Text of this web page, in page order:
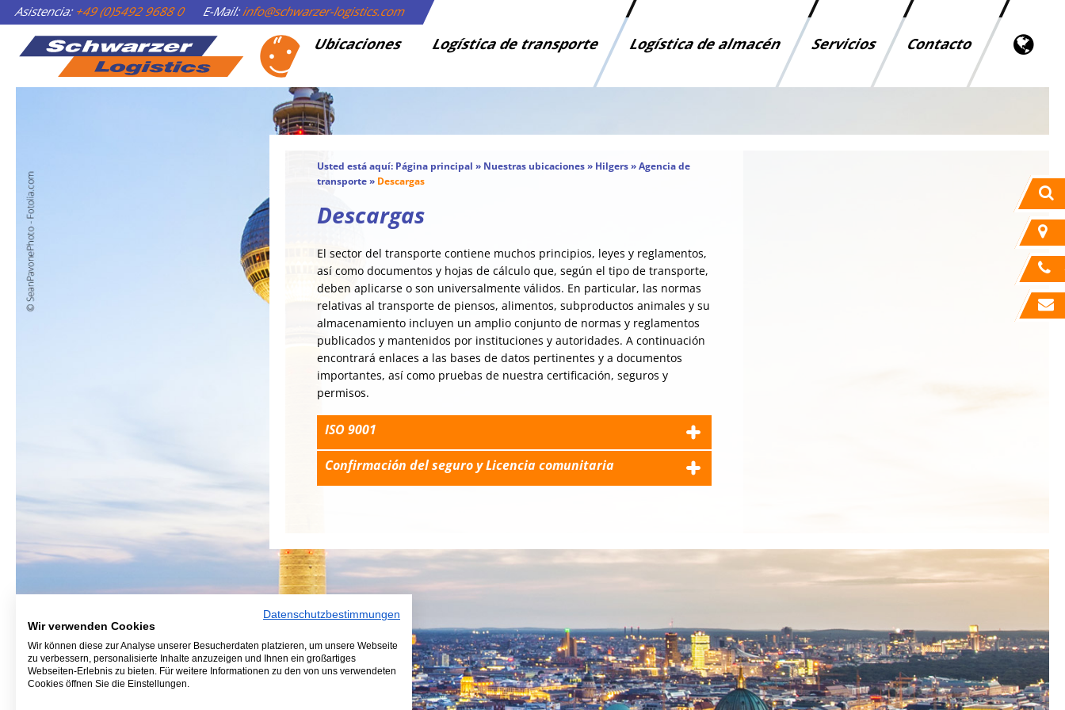
Asistencia:+49 (0)5492 9688 0 E-Mail:info@schwarzer-logistics.com
Ubicaciones Logística de transporte Logística de almacén Servicios Contacto
Usted está aquí: Página principal » Nuestras ubicaciones» Hilgers»Agencia de
transporte» Descargas
Descargas
El sector del transporte contiene muchos principios, leyes y reglamentos,
así como documentos y hojas de cálculo que, según el tipo de transporte,
deben aplicarse o son universalmente válidos. En particular, las normas
relativas al transporte de piensos, alimentos, subproductos animales y su
almacenamiento incluyen un amplio conjunto de normas y reglamentos
publicados y mantenidos por instituciones y autoridades. A continuación
encontrará enlaces a las bases de datos pertinentes y a documentos
importantes, así como pruebas de nuestra certificación, seguros y
permisos.
ISO 9001
Confirmación del seguro y Licencia comunitaria
Datenschutzbestimmungen
Wir verwenden Cookies
Wir können diese zur Analyse unserer Besucherdaten platzieren, um unsere Webseite
zu verbessern, personalisierte Inhalte anzuzeigen und Ihnen ein großartiges
Webseiten-Erlebnis zu bieten. Für weitere Informationen zu den von uns verwendeten
Cookies öffnen Sie die Einstellungen.